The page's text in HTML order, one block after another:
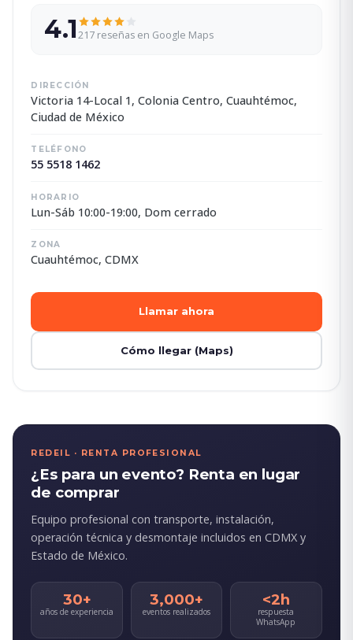
4.1217 reseñas en Google Maps
DIRECCIÓN
Victoria 14-Local 1, Colonia Centro, Cuauhtémoc,
Ciudad de México
TELÉFONO
55 5518 1462
HORARIO
Lun-Sáb 10:00-19:00, Dom cerrado
ZONA
Cuauhtémoc, CDMX
Llamar ahora
Cómo llegar (Maps)
REDEIL · RENTA PROFESIONAL
¿Es para un evento? Renta en lugar
de comprar
Equipo profesional con transporte, instalación,
operación técnica y desmontaje incluidos en CDMX y
Estado de México.
30+
años de experiencia
3,000+
eventos realizados
<2h
respuesta
WhatsApp